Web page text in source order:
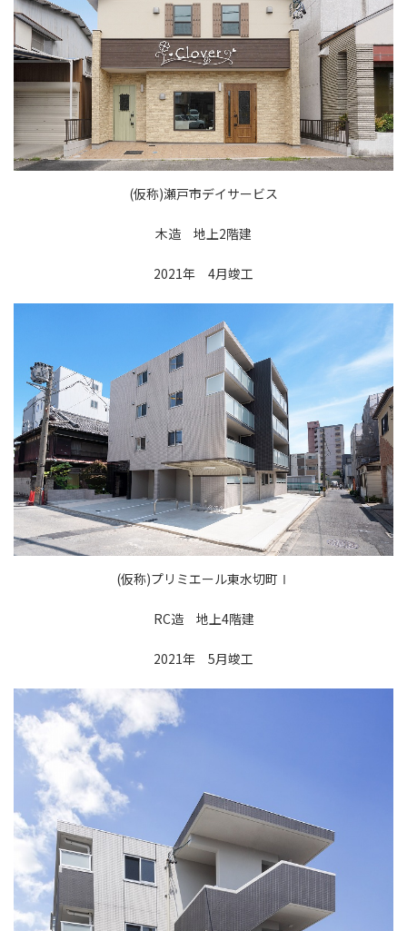
(仮称)瀬戸市デイサービス
木造 地上2階建
2021年 4月竣工
(仮称)プリミエール東水切町Ⅰ
RC造 地上4階建
2021年 5月竣工